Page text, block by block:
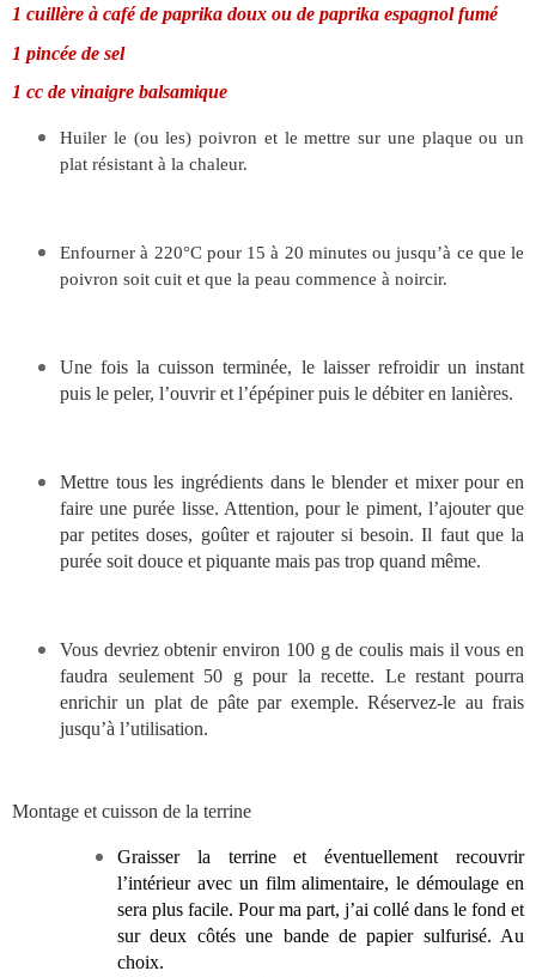
1 cuillère à café de paprika doux ou de paprika espagnol fumé
1 pincée de sel
1 cc de vinaigre balsamique
Huiler le (ou les) poivron et le mettre sur une plaque ou un
plat résistant à la chaleur.
Enfourner à 220°C pour 15 à 20 minutes ou jusqu’à ce que le
poivron soit cuit et que la peau commence à noircir.
Une fois la cuisson terminée, le laisser refroidir un instant
puis le peler, l’ouvrir et l’épépiner puis le débiter en lanières.
Mettre tous les ingrédients dans le blender et mixer pour en
faire une purée lisse. Attention, pour le piment, l’ajouter que
par petites doses, goûter et rajouter si besoin. Il faut que la
purée soit douce et piquante mais pas trop quand même.
Vous devriez obtenir environ 100 g de coulis mais il vous en
faudra seulement 50 g pour la recette. Le restant pourra
enrichir un plat de pâte par exemple. Réservez-le au frais
jusqu’à l’utilisation.
Montage et cuisson de la terrine
Graisser la terrine et éventuellement recouvrir
l’intérieur avec un film alimentaire, le démoulage en
sera plus facile. Pour ma part, j’ai collé dans le fond et
sur deux côtés une bande de papier sulfurisé. Au
choix.